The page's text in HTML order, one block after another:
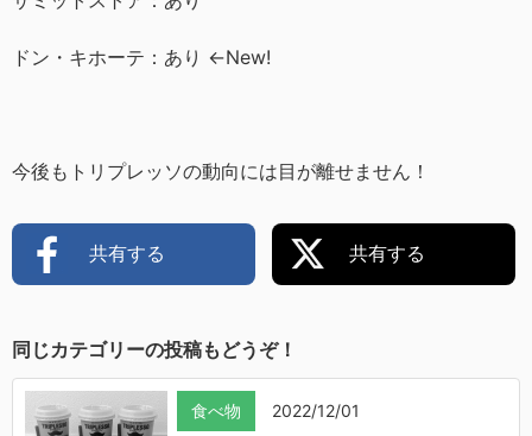
ドン・キホーテ：あり ←New!
今後もトリプレッソの動向には目が離せません！
共有する 共有する
同じカテゴリーの投稿もどうぞ！
食べ物 2022/12/01